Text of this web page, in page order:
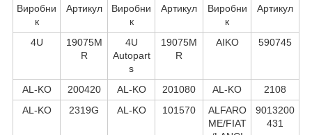
Виробни
к
Артикул
Виробни
к
Артикул
Виробни
к
Артикул
4U
19075M
R
4U
Autopart
s
19075M
R
AIKO 590745
AL-KO 200420 AL-KO 201080 AL-KO
2108
AL-KO
2319G AL-KO 101570
ALFARO
ME/FIAT
9013200
431